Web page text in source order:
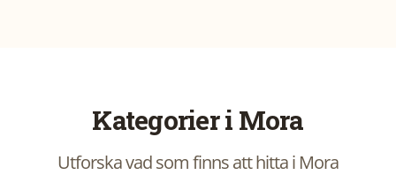
Kategorier i Mora
Utforska vad som finns att hitta i Mora